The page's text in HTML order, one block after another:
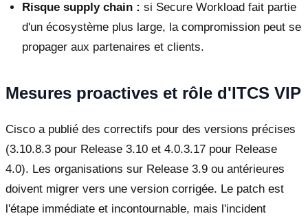
Risque supply chain : si Secure Workload fait partie
d'un écosystème plus large, la compromission peut se
propager aux partenaires et clients.
Mesures proactives et rôle d'ITCS VIP
Cisco a publié des correctifs pour des versions précises
(3.10.8.3 pour Release 3.10 et 4.0.3.17 pour Release
4.0). Les organisations sur Release 3.9 ou antérieures
doivent migrer vers une version corrigée. Le patch est
l'étape immédiate et incontournable, mais l'incident